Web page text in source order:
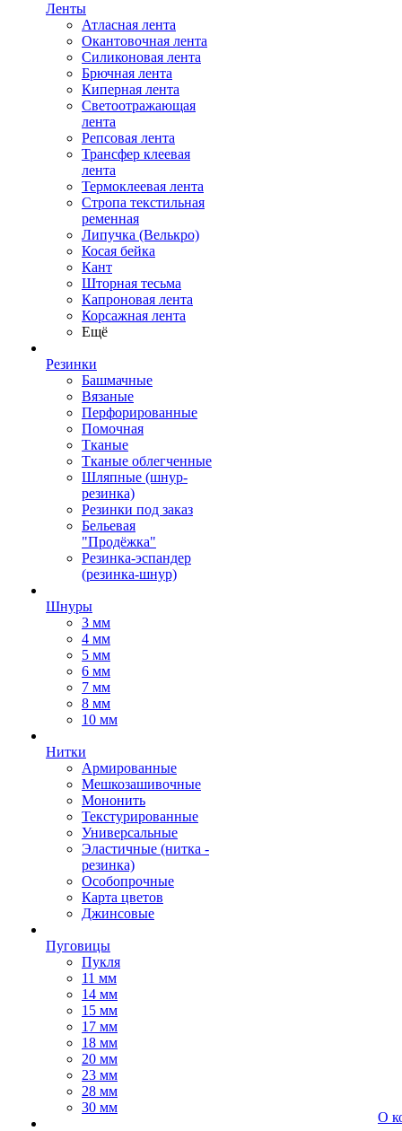
Ленты
Атласная лента
Окантовочная лента
Силиконовая лента
Брючная лента
Киперная лента
Светоотражающая
лента
Репсовая лента
Трансфер клеевая
лента
Термоклеевая лента
Стропа текстильная
ременная
Липучка (Велькро)
Косая бейка
Кант
Шторная тесьма
Капроновая лента
Корсажная лента
Ещё
Резинки
Башмачные
Вязаные
Перфорированные
Помочная
Тканые
Тканые облегченные
Шляпные (шнур-
резинка)
Резинки под заказ
Бельевая
"Продёжка"
Резинка-эспандер
(резинка-шнур)
Шнуры
3 мм
4 мм
5 мм
6 мм
7 мм
8 мм
10 мм
Нитки
Армированные
Мешкозашивочные
Мононить
Текстурированные
Универсальные
Эластичные (нитка -
резинка)
Особопрочные
Карта цветов
Джинсовые
Пуговицы
Пукля
11 мм
14 мм
15 мм
17 мм
18 мм
20 мм
23 мм
28 мм
30 мм
О